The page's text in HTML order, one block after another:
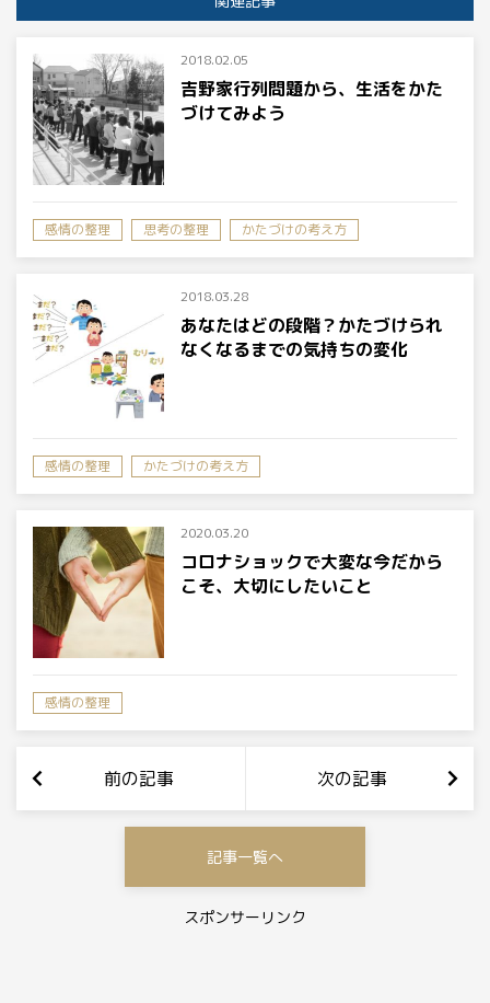
2018.02.05
吉野家行列問題から、生活をかた
づけてみよう
感情の整理 思考の整理 かたづけの考え方
2018.03.28
あなたはどの段階？かたづけられ
なくなるまでの気持ちの変化
感情の整理 かたづけの考え方
2020.03.20
コロナショックで大変な今だから
こそ、大切にしたいこと
感情の整理
前の記事 次の記事
記事一覧へ
スポンサーリンク